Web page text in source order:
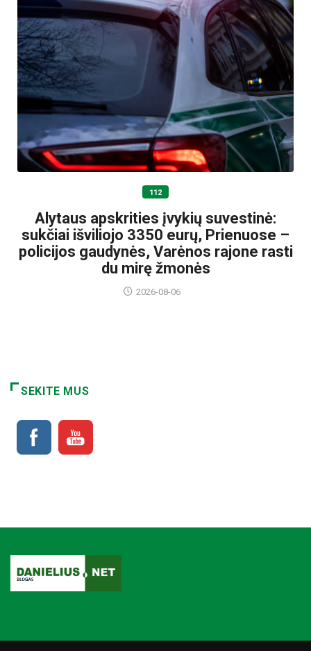
112
Alytaus apskrities įvykių suvestinė:
sukčiai išviliojo 3350 eurų, Prienuose –
policijos gaudynės, Varėnos rajone rasti
du mirę žmonės
2026-08-06
SEKITE MUS